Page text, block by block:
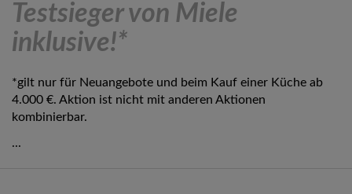
Testsieger von Miele
inklusive!*
*gilt nur für Neuangebote und beim Kauf einer Küche ab
4.000 €. Aktion ist nicht mit anderen Aktionen
kombinierbar.
...